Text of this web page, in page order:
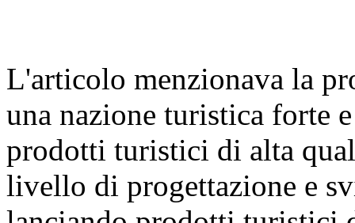
L'articolo menzionava la
una nazione turistica forte
prodotti turistici di alta
livello di progettazione e